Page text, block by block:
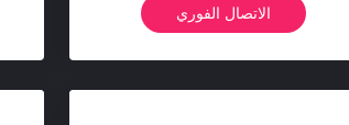
الاتصال الفوري